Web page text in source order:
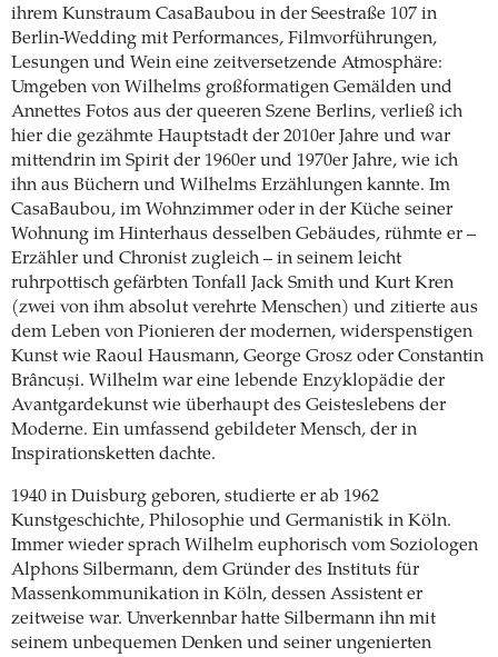
ihrem Kunstraum CasaBaubou in der Seestraße 107 in
Berlin-Wedding mit Performances, Filmvorführungen,
Lesungen und Wein eine zeitversetzende Atmosphäre:
Umgeben von Wilhelms großformatigen Gemälden und
Annettes Fotos aus der queeren Szene Berlins, verließ ich
hier die gezähmte Hauptstadt der 2010er Jahre und war
mittendrin im Spirit der 1960er und 1970er Jahre, wie ich
ihn aus Büchern und Wilhelms Erzählungen kannte. Im
CasaBaubou, im Wohnzimmer oder in der Küche seiner
Wohnung im Hinterhaus desselben Gebäudes, rühmte er –
Erzähler und Chronist zugleich – in seinem leicht
ruhrpottisch gefärbten Tonfall Jack Smith und Kurt Kren
(zwei von ihm absolut verehrte Menschen) und zitierte aus
dem Leben von Pionieren der modernen, widerspenstigen
Kunst wie Raoul Hausmann, George Grosz oder Constantin
Brâncuși. Wilhelm war eine lebende Enzyklopädie der
Avantgardekunst wie überhaupt des Geisteslebens der
Moderne. Ein umfassend gebildeter Mensch, der in
Inspirationsketten dachte.
1940 in Duisburg geboren, studierte er ab 1962
Kunstgeschichte, Philosophie und Germanistik in Köln.
Immer wieder sprach Wilhelm euphorisch vom Soziologen
Alphons Silbermann, dem Gründer des Instituts für
Massenkommunikation in Köln, dessen Assistent er
zeitweise war. Unverkennbar hatte Silbermann ihn mit
seinem unbequemen Denken und seiner ungenierten